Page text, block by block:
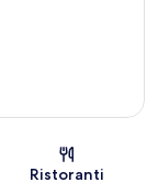
Ristoranti